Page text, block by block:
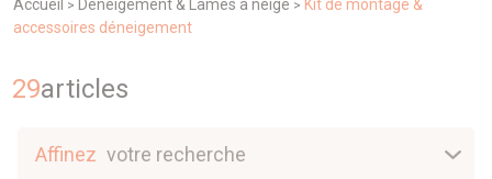
Accueil > Déneigement & Lames à neige > Kit de montage &
accessoires déneigement
29articles
Affinez votre recherche